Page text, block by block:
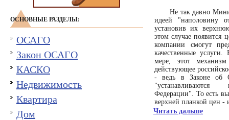
ОСНОВНЫЕ РАЗДЕЛЫ:
ОСАГО
Закон ОСАГО
КАСКО
Недвижимость
Квартира
Дом
Не так давно
идеей "наполовину
установив их
этом случае появится
компании смогут
качественные
мере, этот
действующее
- ведь в Законе об
"устанавливаются
Федерации". То есть
верхней планкой цен -
Читать дальше